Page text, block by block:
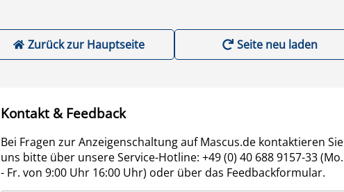
Zurück zur Hauptseite Seite neu laden
Kontakt & Feedback
Bei Fragen zur Anzeigenschaltung auf Mascus.de kontaktieren Sie
uns bitte über unsere Service-Hotline: +49 (0) 40 688 9157-33 (Mo.
- Fr. von 9:00 Uhr 16:00 Uhr) oder über das Feedbackformular.